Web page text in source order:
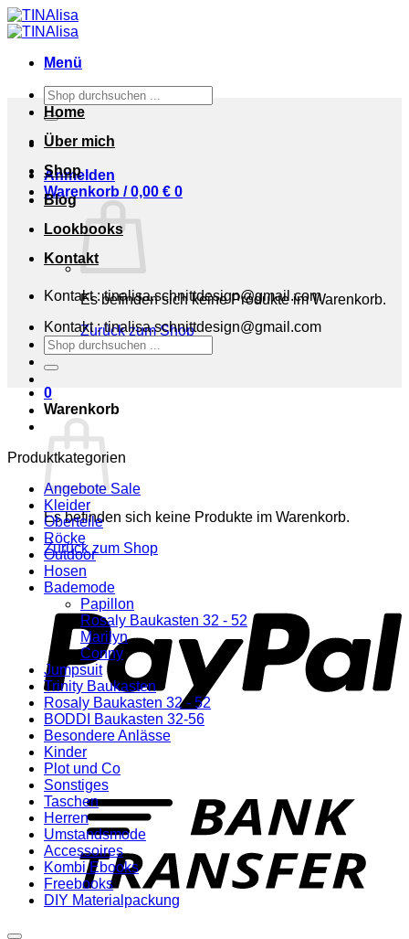
Zum
Inhalt
Menü
Suchen
nach:
Anmelden
Warenkorb /0,00 € 0
Es befinden sich keine Produkte im Warenkorb.
Zurück zum Shop
0
Warenkorb
Es befinden sich keine Produkte im Warenkorb.
Zurück zum Shop
Home
Über mich
Shop
Blog
Lookbooks
Kontakt
Kontakt : tinalisa.schnittdesign@gmail.com
Kontakt : tinalisa.schnittdesign@gmail.com
Suchen
nach:
Produktkategorien
Angebote Sale
Kleider
Oberteile
Röcke
Outdoor
Hosen
Bademode
Papillon
Rosaly Baukasten 32 - 52
Marilyn
Conny
Jumpsuit
Trinity Baukasten
Rosaly Baukasten 32 - 52
BODDI Baukasten 32-56
Besondere Anlässe
Kinder
Plot und Co
Sonstiges
Taschen
Herren
Umstandsmode
Accessoires
Kombi Ebooks
Freebooks
DIY Materialpackung